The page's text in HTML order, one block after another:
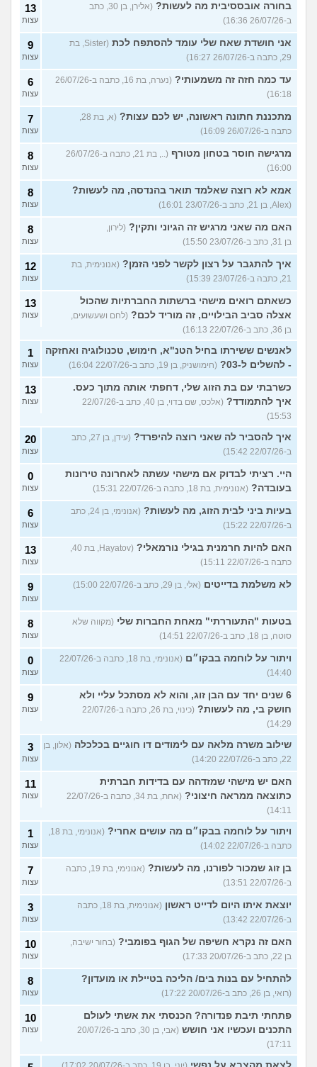
בחורה אובססיבית מה לעשות?
(אלירן, בן 30, כתב
ב-26/07/26 16:36)
13
עצות
אני חושדת שאח שלי עומד להסתפח לכת
(Sister, בת
29, כתבה ב-26/07/26 16:27)
9
עצות
עד כמה חזה זה משמעותי?
(נערה, בת 16, כתבה ב-26/07/26
16:18)
6
עצות
מתכננת חתונה ראשונה, יש לכם עצות?
(א, בת 28,
כתבה ב-26/07/26 16:09)
7
עצות
מרגישה חוסר בטחון מטורף
(.., בת 21, כתבה ב-26/07/26
16:00)
8
עצות
אמא לא רוצה שאלמד תואר בהנדסה, מה לעשות?
(Alex, בן 21, כתב ב-23/07/26 16:01)
8
עצות
האם מה שאני מרגיש זה הגיוני ותקין? (לירון,
בן 31, כתב ב-23/07/26 15:50)
8
עצות
איך להתגבר על רצון לקשר לפני הזמן? (אנונימית, בת
21, כתבה ב-23/07/26 15:39)
12
עצות
כשאתם רואים מישהי ברשתות החברתיות שהכול
אצלה סביב הבילויים, זה מוריד לכם? (לחם ושעשועים,
בן 36, כתב ב-22/07/26 16:13)
13
עצות
לאנשים ששירתו בחיל הטנ"א, חימוש, טכנולוגיה ואחזקה
- להשלים ל-03?
(חימושניק, בן 19, כתב ב-22/07/26 16:04)
1
עצות
כשרבתי עם בת הזוג שלי, דחפתי אותה מתוך כעס.
איך להתמודד?
(אלכס, שם בדוי, בן 40, כתב ב-22/07/26
15:53)
13
עצות
איך להסביר לה שאני רוצה להיפרד?
(עידן, בן 27, כתב
ב-22/07/26 15:42)
20
עצות
היי. רציתי לבדוק אם מישהי עשתה לאחרונה טירונות
בעובדה? (אנונימית, בת 18, כתבה ב-22/07/26 15:31)
0
עצות
בעיות ביני לבית הזוג, מה לעשות?
(אנונימי, בן 24, כתב
ב-22/07/26 15:22)
6
עצות
האם להיות חרמנית בגילי נורמאלי?
(Hayatov, בת 40,
כתבה ב-22/07/26 15:11)
13
עצות
לא משלמת בדייטים (אלי, בן 29, כתב ב-22/07/26 15:00) 9
עצות
בטעות "התעוררתי" מאחת החברות שלי (מקווה שלא
סוטה, בן 18, כתב ב-22/07/26 14:51)
8
עצות
ויתור על לוחמה בבקו״ם
(אנונימי, בת 18, כתבה ב-22/07/26
14:40)
0
עצות
6 שנים יחד עם הבן זוג, והוא לא מסתכל עליי ולא
חושק בי, מה לעשות?
(כינוי, בת 26, כתבה ב-22/07/26
14:29)
9
עצות
שילוב משרה מלאה עם לימודים דו חוגיים בכלכלה (אלון, בן
22, כתב ב-22/07/26 14:20)
3
עצות
האם יש מישהי שמזדהה עם בדידות חברתית
כתוצאה ממראה חיצוני?
(אחת, בת 34, כתבה ב-22/07/26
14:11)
11
עצות
ויתור על לוחמה בבקו״ם מה עושים אחרי?
(אנונימי, בת 18,
כתבה ב-22/07/26 14:02)
1
עצות
בן זוג שמכור לפורנו, מה לעשות?
(אנונימי, בת 19, כתבה
ב-22/07/26 13:51)
7
עצות
יוצאת איתו היום לדייט ראשון
(אנונימית, בת 18, כתבה
ב-22/07/26 13:42)
3
עצות
האם זה נקרא חשיפה של הגוף בפומבי? (בחור ישיבה,
בן 22, כתב ב-20/07/26 17:33)
10
עצות
להתחיל עם בנות בים/ הליכה בטיילת או מועדון?
(רואי, בן 26, כתב ב-20/07/26 17:22)
8
עצות
פתחתי תיבת פנדורה? הכנסתי את אשתי לעולם
התכנים ועכשיו אני חושש
(אבי, בן 30, כתב ב-20/07/26
17:11)
10
עצות